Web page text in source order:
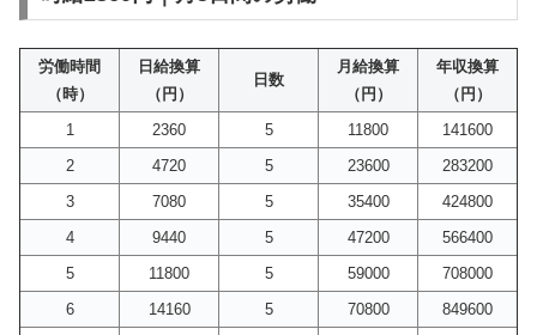
労働時間
（時）
日給換算
（円）
日数
月給換算
（円）
年収換算
（円）
1
2360 5 11800
141600
2
4720 5 23600
283200
3
7080 5 35400
424800
4
9440 5 47200
566400
5
11800 5 59000
708000
6
14160 5 70800
849600